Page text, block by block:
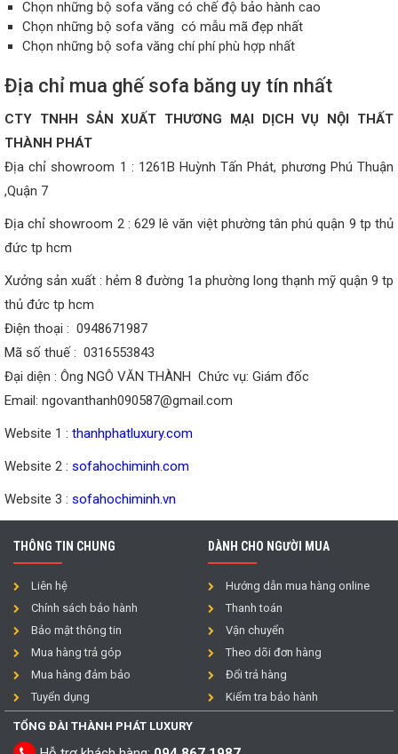
Chọn những bộ sofa văng có chế độ bảo hành cao
Chọn những bộ sofa văng có mẫu mã đẹp nhất
Chọn những bộ sofa văng chí phí phù hợp nhất
Địa chỉ mua ghế sofa băng uy tín nhất
CTY TNHH SẢN XUẤT THƯƠNG MẠI DỊCH VỤ NỘI THẤT
THÀNH PHÁT
Địa chỉ showroom 1 : 1261B Huỳnh Tấn Phát, phương Phú Thuận
,Quận 7
Địa chỉ showroom 2 : 629 lê văn việt phường tân phú quận 9 tp thủ
đức tp hcm
Xưởng sản xuất : hẻm 8 đường 1a phường long thạnh mỹ quận 9 tp
thủ đức tp hcm
Điện thoại : 0948671987
Mã số thuế : 0316553843
Đại diện : Ông NGÔ VĂN THÀNH Chức vụ: Giám đốc
Email: ngovanthanh090587@gmail.com
Website 1 : thanhphatluxury.com
Website 2 : sofahochiminh.com
Website 3 : sofahochiminh.vn
THÔNG TIN CHUNG
Liên hệ
Chính sách bảo hành
Bảo mật thông tin
Mua hàng trả góp
Mua hàng đảm bảo
Tuyển dụng
DÀNH CHO NGƯỜI MUA
Hướng dẫn mua hàng online
Thanh toán
Vận chuyển
Theo dõi đơn hàng
Đổi trả hàng
Kiểm tra bảo hành
TỔNG ĐÀI THÀNH PHÁT LUXURY